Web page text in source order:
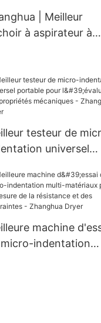
JJ
| Meilleur
à aspirateur à
testeur de
universel
propriétés
Dryer
machine
indentation